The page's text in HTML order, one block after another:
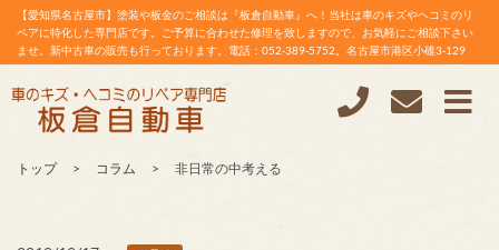
【愛知県名古屋市】塗装や板金のご相談は『板倉自動車』へ！当社は車のキズやヘコミのリ
ペアに特化した専門店です。ご予算に合わせた修理を致しますので、お気軽にご相談下さい
ませ。新中古車の販売も行っております。電話：052-389-5752。名古屋市港区小碓3-129
トップ コラム 非日常の中考える